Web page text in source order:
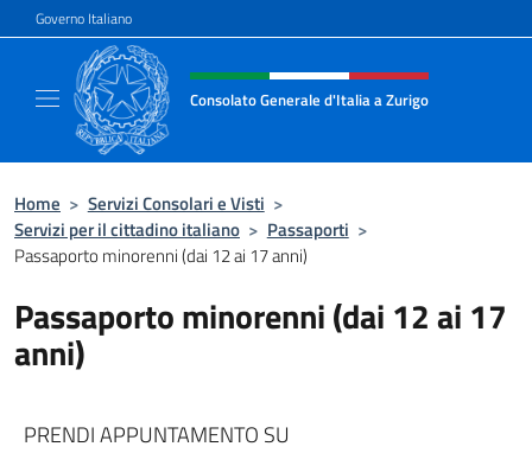
Salta al contenuto
Governo Italiano
Intestazione sito, social e menù
Consolato Generale d'Italia a Zurigo
Home > Servizi Consolari e Visti >
Servizi per il cittadino italiano > Passaporti >
Passaporto minorenni (dai 12 ai 17 anni)
Passaporto minorenni (dai 12 ai 17
anni)
PRENDI APPUNTAMENTO SU